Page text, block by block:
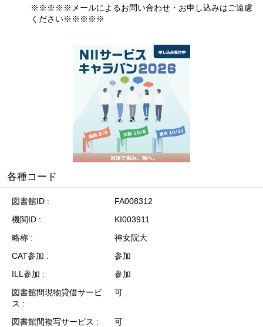
※※※※※メールによるお問い合わせ・お申し込みはご遠慮
ください※※※※※
各種コード
図書館ID
FA008312
機関ID
KI003911
略称
神女院大
CAT参加
参加
ILL参加
参加
図書館間現物貸借サービ
ス
可
図書館間複写サービス
可